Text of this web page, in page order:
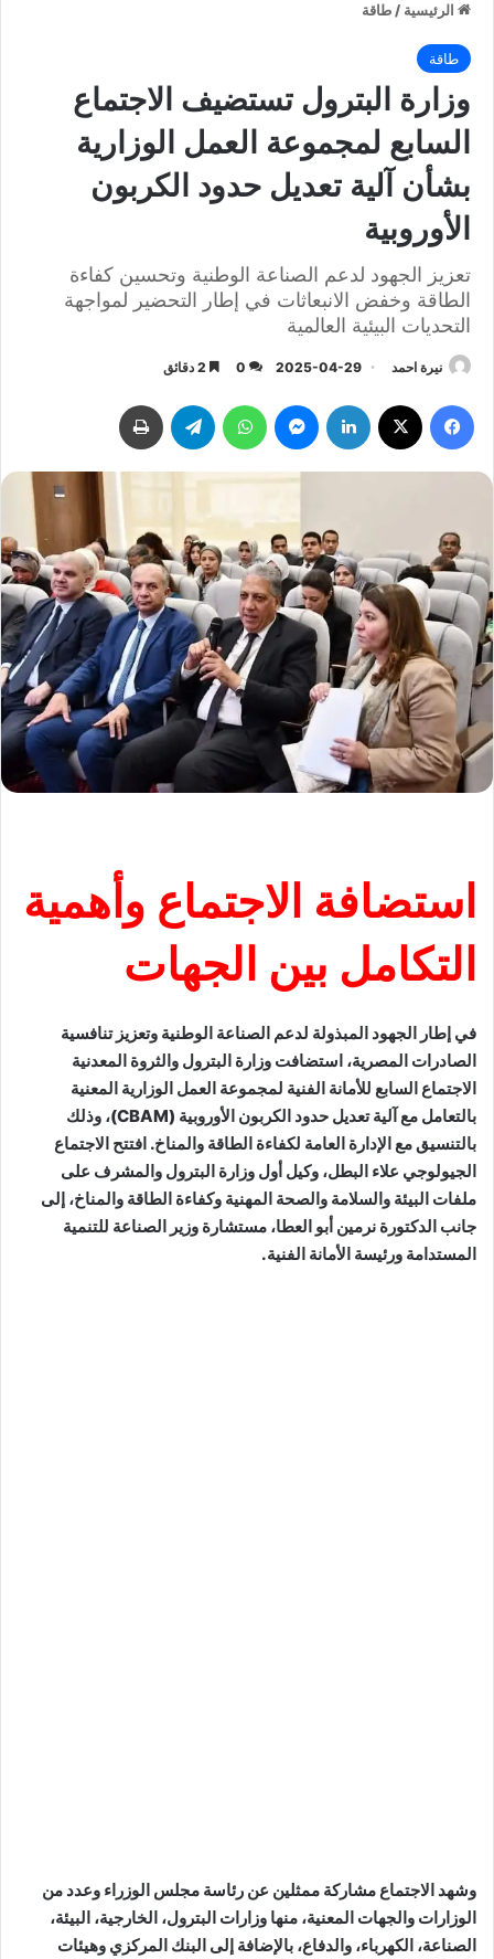
الرئيسية / طاقة
طاقة
وزارة البترول تستضيف الاجتماع
السابع لمجموعة العمل الوزارية
بشأن آلية تعديل حدود الكربون
الأوروبية
تعزيز الجهود لدعم الصناعة الوطنية وتحسين كفاءة
الطاقة وخفض الانبعاثات في إطار التحضير لمواجهة
التحديات البيئية العالمية
نيرة احمد 2025-04-29
0
استضافة الاجتماع وأهمية
التكامل بين الجهات
في إطار الجهود المبذولة لدعم الصناعة الوطنية وتعزيز تنافسية
الصادرات المصرية، استضافت وزارة البترول والثروة المعدنية
الاجتماع السابع للأمانة الفنية لمجموعة العمل الوزارية المعنية
بالتعامل مع آلية تعديل حدود الكربون الأوروبية (CBAM)، وذلك
بالتنسيق مع الإدارة العامة لكفاءة الطاقة والمناخ. افتتح الاجتماع
الجيولوجي علاء البطل، وكيل أول وزارة البترول والمشرف على
ملفات البيئة والسلامة والصحة المهنية وكفاءة الطاقة والمناخ، إلى
جانب الدكتورة نرمين أبو العطا، مستشارة وزير الصناعة للتنمية
المستدامة ورئيسة الأمانة الفنية.
وشهد الاجتماع مشاركة ممثلين عن رئاسة مجلس الوزراء وعدد من
الوزارات والجهات المعنية، منها وزارات البترول، الخارجية، البيئة،
الصناعة، الكهرباء، والدفاع، بالإضافة إلى البنك المركزي وهيئات